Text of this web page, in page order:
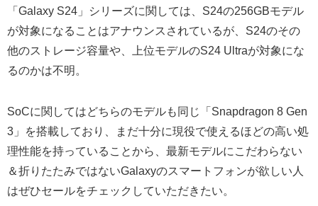
「Galaxy S24」シリーズに関しては、S24の256GBモデル
が対象になることはアナウンスされているが、S24のその
他のストレージ容量や、上位モデルのS24 Ultraが対象にな
るのかは不明。
SoCに関してはどちらのモデルも同じ「Snapdragon 8 Gen
3」を搭載しており、まだ十分に現役で使えるほどの高い処
理性能を持っていることから、最新モデルにこだわらない
＆折りたたみではないGalaxyのスマートフォンが欲しい人
はぜひセールをチェックしていただきたい。